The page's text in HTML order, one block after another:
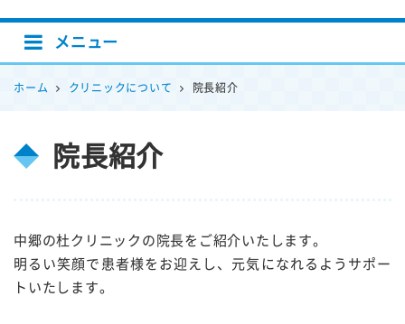
メニュー
ホーム クリニックについて 院長紹介
院長紹介
中郷の杜クリニックの院長をご紹介いたします。
明るい笑顔で患者様をお迎えし、元気になれるようサポー
トいたします。